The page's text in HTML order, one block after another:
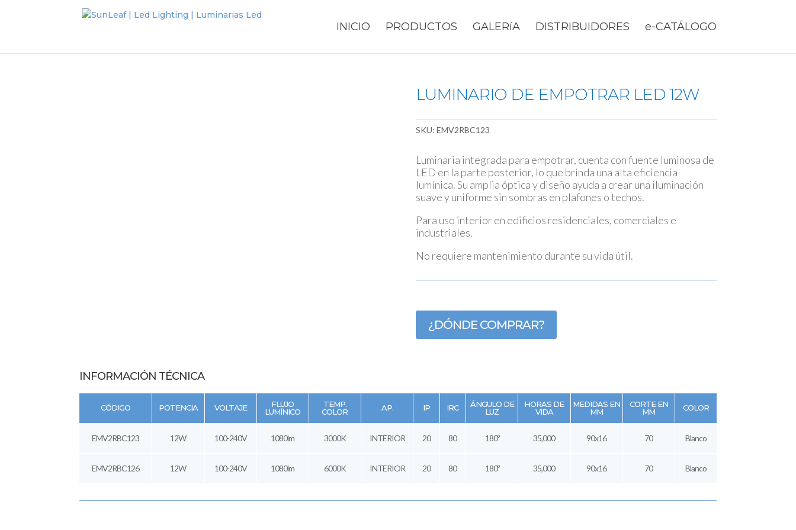
INICIO PRODUCTOS GALERíA DISTRIBUIDORES e-CATÁLOGO
LUMINARIO DE EMPOTRAR LED 12W
SKU: EMV2RBC123
Luminaria integrada para empotrar, cuenta con fuente luminosa de
LED en la parte posterior, lo que brinda una alta eficiencia
lumínica. Su amplia óptica y diseño ayuda a crear una iluminación
suave y uniforme sin sombras en plafones o techos.
Para uso interior en edificios residenciales, comerciales e
industriales.
No requiere mantenimiento durante su vida útil.
¿DÓNDE COMPRAR?
INFORMACIÓN TÉCNICA
CÓDIGO POTENCIA VOLTAJE
FLUJO
LUMÍNICO
TEMP.
COLOR
AP. IP IRC
ÁNGULO DE
LUZ
HORAS DE
VIDA
MEDIDAS EN
MM
CORTE EN
MM
COLOR
EMV2RBC123 12W 100-240V 1080lm 3000K INTERIOR 20 80 180º 35,000 90x16 70 Blanco
EMV2RBC126 12W 100-240V 1080lm 6000K INTERIOR 20 80 180º 35,000 90x16 70 Blanco